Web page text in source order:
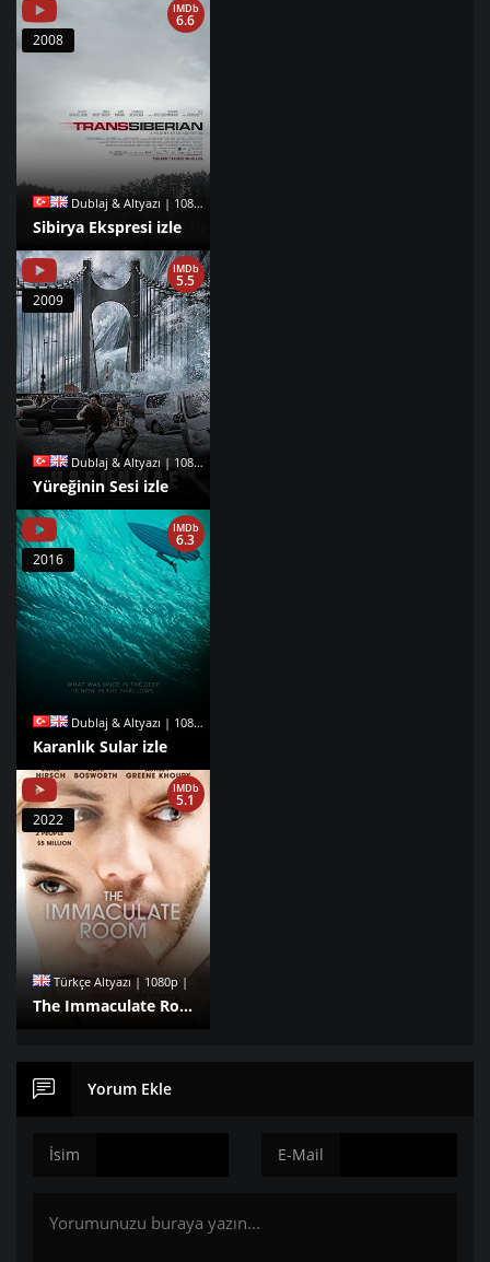
Dublaj & Altyazı | 1080p |
Sibirya Ekspresi izle
IMDb
6.6
2008
Dublaj & Altyazı | 1080p |
Yüreğinin Sesi izle
IMDb
5.5
2009
Dublaj & Altyazı | 1080p |
Karanlık Sular izle
IMDb
6.3
2016
Türkçe Altyazı | 1080p |
The Immaculate Room izle
IMDb
5.1
2022
Yorum Ekle
İsim E-Mail